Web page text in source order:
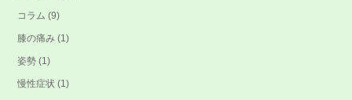
コラム (9)
膝の痛み (1)
姿勢 (1)
慢性症状 (1)